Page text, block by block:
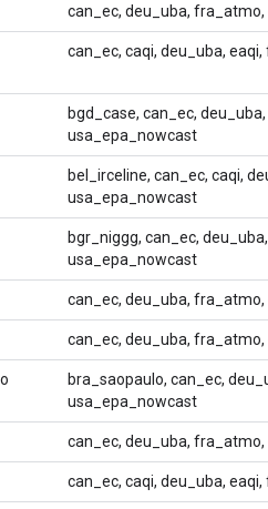
can_ec, deu_uba,
can_ec, caqi, deu_uba,
bgd_case, can_ec,
usa_epa_nowcast
bel_irceline, can_ec, caqi,
usa_epa_nowcast
bgr_niggg, can_ec,
usa_epa_nowcast
can_ec, deu_uba,
can_ec, deu_uba,
bra_saopaulo, can_ec,
usa_epa_nowcast
can_ec, deu_uba,
can_ec, caqi, deu_uba,